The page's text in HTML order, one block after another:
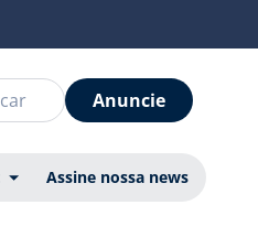
Anuncie
Assine nossa news